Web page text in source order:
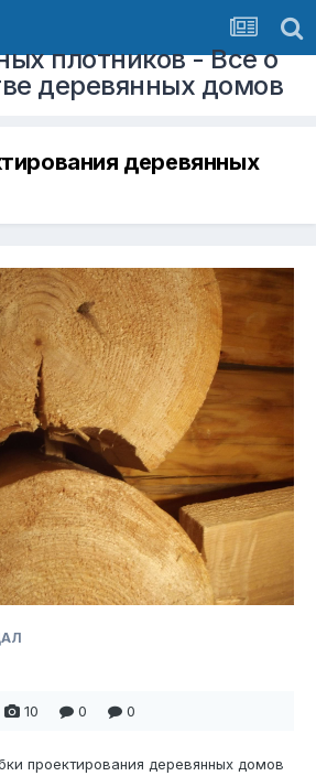
плотников - Все о
деревянных домов
деревянных
10 0 0
проектирования деревянных домов